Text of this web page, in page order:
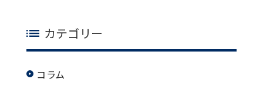
カテゴリー
コラム